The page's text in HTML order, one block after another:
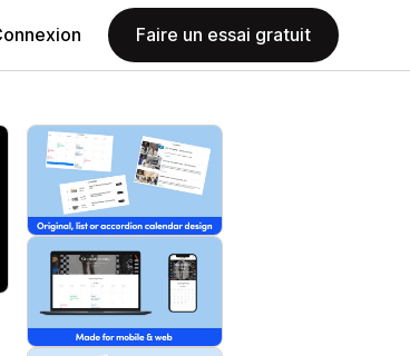
Faire un essai gratuit